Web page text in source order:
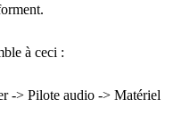
à ceci :
-> Pilote audio -> Matériel